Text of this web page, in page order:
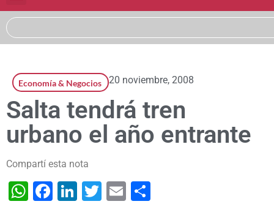
Economía & Negocios 20 noviembre, 2008
Salta tendrá tren
urbano el año entrante
Compartí esta nota
WhatsApp
Facebook
LinkedIn
Twitter
Email